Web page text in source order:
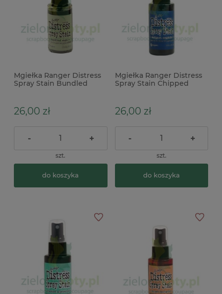
Mgiełka Ranger Distress
Spray Stain Bundled
26,00 zł
- +
szt.
do koszyka
Mgiełka Ranger Distress
Spray Stain Chipped
26,00 zł
- +
szt.
do koszyka